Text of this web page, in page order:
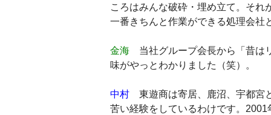
ころはみんな破砕・埋め立て。そ
一番きちんと作業ができる処理会社
金海 当社グループ会長から「昔は
味がやっとわかりました（笑）。
中村 東遊商は寄居、鹿沼、宇都宮
苦い経験をしているわけです。